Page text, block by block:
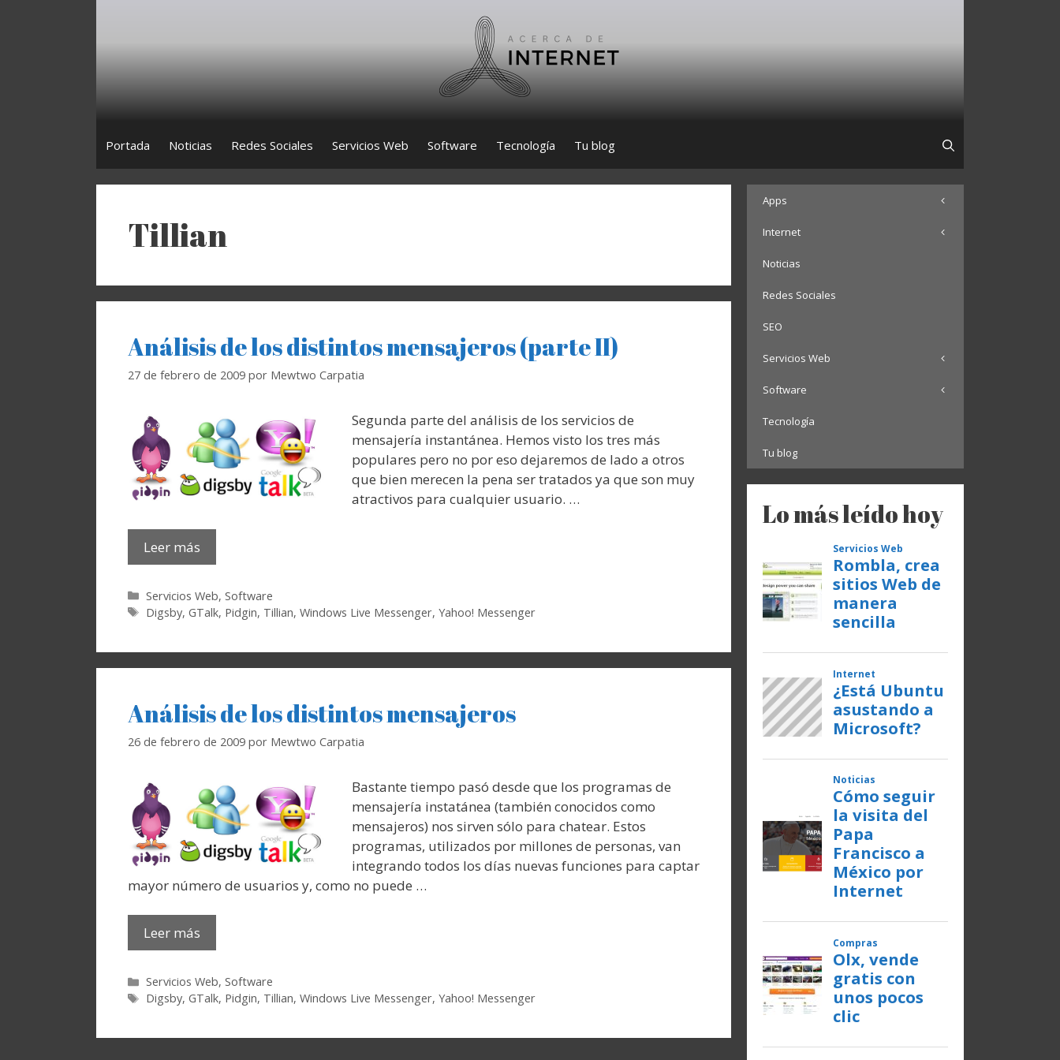
Portada Noticias Redes Sociales Servicios Web Software Tecnología Tu blog
Tillian
Análisis de los distintos mensajeros (parte II)
27 de febrero de 2009 por Mewtwo Carpatia
Segunda parte del análisis de los servicios de
mensajería instantánea. Hemos visto los tres más
populares pero no por eso dejaremos de lado a otros
que bien merecen la pena ser tratados ya que son muy
atractivos para cualquier usuario. …
Leer más
Categorías
Servicios Web,Software
Etiquetas
Digsby,GTalk, Pidgin, Tillian,Windows Live Messenger,Yahoo! Messenger
Análisis de los distintos mensajeros
26 de febrero de 2009 por Mewtwo Carpatia
Bastante tiempo pasó desde que los programas de
mensajería instatánea (también conocidos como
mensajeros) nos sirven sólo para chatear. Estos
programas, utilizados por millones de personas, van
integrando todos los días nuevas funciones para captar
mayor número de usuarios y, como no puede …
Leer más
Categorías
Servicios Web,Software
Etiquetas
Digsby,GTalk, Pidgin, Tillian,Windows Live Messenger,Yahoo! Messenger
Apps
Internet
Noticias
Redes Sociales
SEO
Servicios Web
Software
Tecnología
Tu blog
Lo más leído hoy